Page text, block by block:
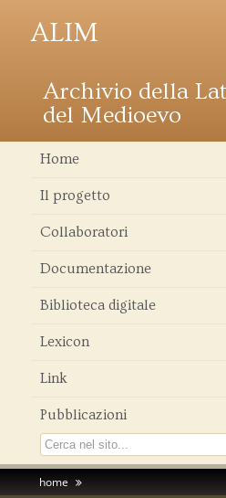
ALIM
Archivio della
del Medioevo
Home
Il progetto
Collaboratori
Documentazione
Biblioteca digitale
Lexicon
Link
Pubblicazioni
home